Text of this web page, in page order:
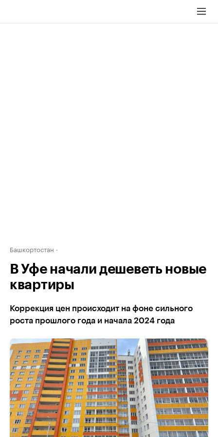
Башкортостан
В Уфе начали дешеветь новые
квартиры
Коррекция цен происходит на фоне сильного
роста прошлого года и начала 2024 года